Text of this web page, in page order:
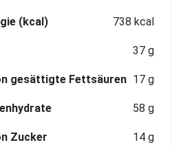
(kcal) 738 kcal
37 g
gesättigte Fettsäuren 17 g
58 g
Zucker 14 g